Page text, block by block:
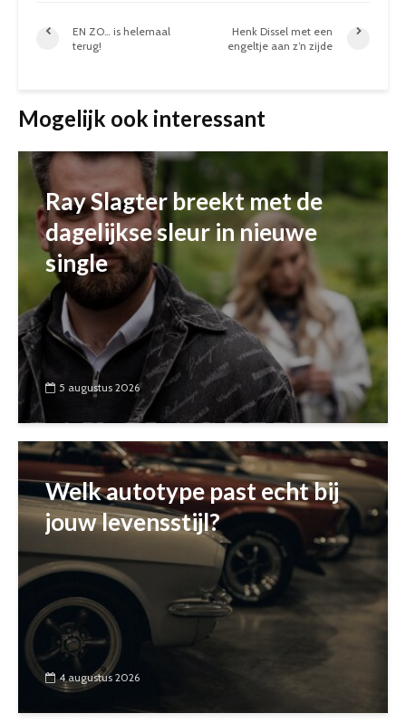
EN ZO… is helemaal
terug!
Henk Dissel met een
engeltje aan z’n zijde
Mogelijk ook interessant
Ray Slagter breekt met de
dagelijkse sleur in nieuwe
single
5 augustus 2026
Welk autotype past echt bij
jouw levensstijl?
4 augustus 2026